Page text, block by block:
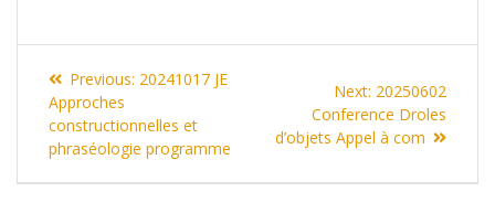
Navigation
de
l’article
Previous: Previous
20241017 JE
Approches
constructionnelles et
phraséologie programme
Next: Next
post:
20250602
Conference Droles
d’objets Appel à com